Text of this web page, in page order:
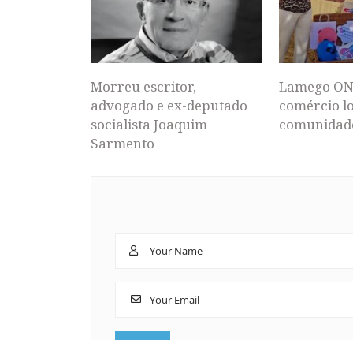
Morreu escritor,
advogado e ex-deputado
socialista Joaquim
Sarmento
Lamego
comércio